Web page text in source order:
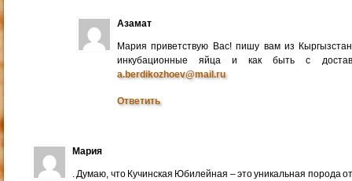
Азамат
Мария приветствую Вас! пишу вам из
инкубационные яйца и как быть с
a.berdikozhoev@mail.ru
Ответить
Мария
. Думаю, что Кучинская Юбилейная – это уникальная порода